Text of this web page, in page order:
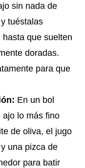
sin nada de
tuéstalas
que suelten
doradas.
para que
En un bol
ajo lo más fino
de oliva, el jugo
una pizca de
para batir